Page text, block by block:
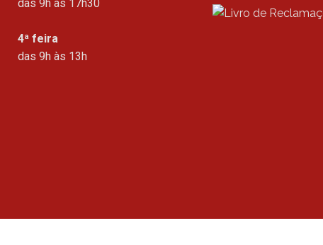
das 9h às 17h30
4ª feira
das 9h às 13h